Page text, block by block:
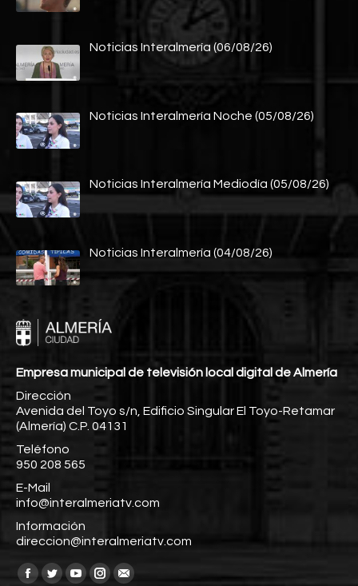
Noticias Interalmería (06/08/26)
Noticias Interalmería Noche (05/08/26)
Noticias Interalmería Mediodía (05/08/26)
Noticias Interalmería (04/08/26)
Empresa municipal de televisión local digital de Almería
Dirección
Avenida del Toyo s/n, Edificio Singular El Toyo-Retamar
(Almería) C.P. 04131
Teléfono
950 208 565
E-Mail
info@interalmeriatv.com
Información
direccion@interalmeriatv.com
Encuéntranos en: